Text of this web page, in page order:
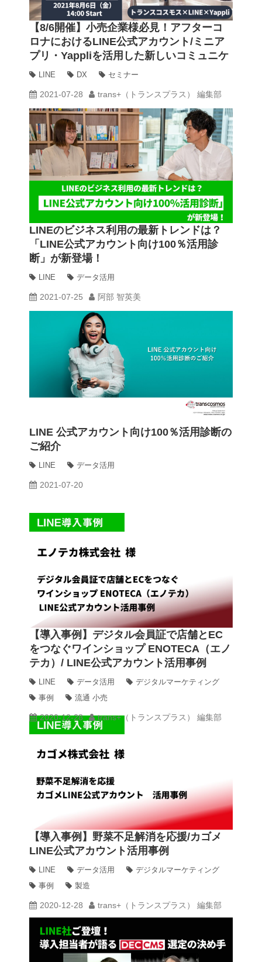
【8/6開催】小売企業様必見！アフターコ
ロナにおけるLINE公式アカウント/ミニア
プリ・Yappliを活用した新しいコミュニケ
ーション術
LINE DX セミナー
2021-07-28 trans+（トランスプラス） 編集部
LINEのビジネス利用の最新トレンドは？
「LINE公式アカウント向け100％活用診
断」が新登場！
LINE データ活用
2021-07-25 阿部 智英美
LINE 公式アカウント向け100％活用診断の
ご紹介
LINE データ活用
2021-07-20
【導入事例】デジタル会員証で店舗とEC
をつなぐワインショップ ENOTECA（エノ
テカ）/ LINE公式アカウント活用事例
LINE データ活用
デジタルマーケティング
事例
流通 小売
2020-12-28 trans+（トランスプラス） 編集部
【導入事例】野菜不足解消を応援/カゴメ
LINE公式アカウント活用事例
LINE データ活用
デジタルマーケティング
事例
製造
2020-12-28 trans+（トランスプラス） 編集部